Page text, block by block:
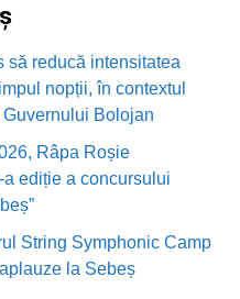
să reducă intensitatea
nopții, în contextul
Bolojan
Râpa Roșie
ediție a concursului
String Symphonic Camp
la Sebeș